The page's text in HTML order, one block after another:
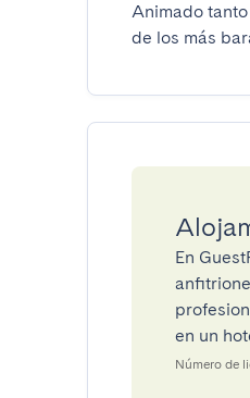
Animado
de los más
En
en un
Número de